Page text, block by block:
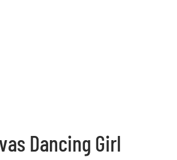
Dancing Girl